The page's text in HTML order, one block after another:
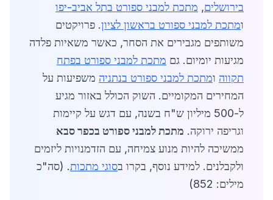
בירושלים, מתכת למבני ספורט בתל אביב-יפו
ומתכת למבני ספורט בראשון לציון. פרויקטים
משותפים מגבירים את הסחר, כאשר משאיות פלדה
מגיעות יומיום. גם מתכת למבני ספורט בפתח
תקווה ומתכת למבני ספורט בנתניה משפיעות על
המחירים המקומיים. השוק הכולל באזור מגיע
ל-500 מיליון ש"ח בשנה, עם דגש על קיימות
וגריפה ירוקה. מתכת למבני ספורט בכפר סבא
ממשיכה להיות מנוע צמיחה, עם הזדמנויות ליזמים
ולקבלנים. למידע נוסף, בקרו בסוגי מתכות. (סה"כ
מילים: 852)